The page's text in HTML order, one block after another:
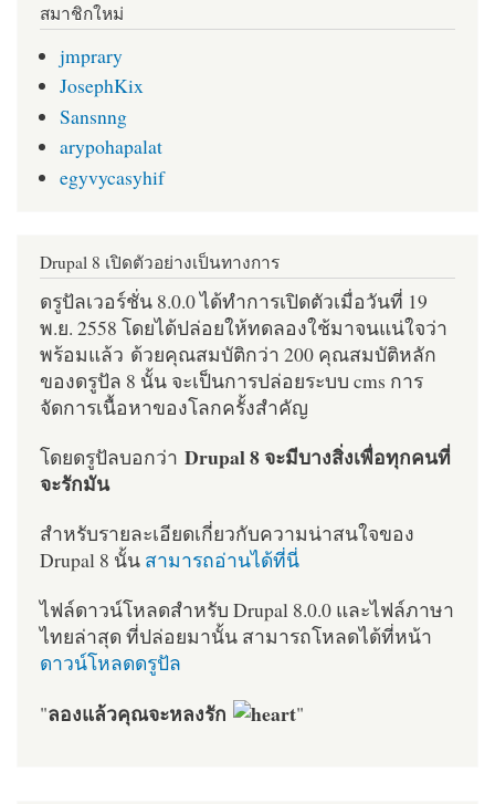
สมาชิกใหม่
jmprary
JosephKix
Sansnng
arypohapalat
egyvycasyhif
Drupal 8 เปิดตัวอย่างเป็นทางการ
ดรูปัลเวอร์ชั่น 8.0.0 ได้ทำการเปิดตัวเมื่อวันที่ 19
พ.ย. 2558 โดยได้ปล่อยให้ทดลองใช้มาจนแน่ใจว่า
พร้อมแล้ว ด้วยคุณสมบัติกว่า 200 คุณสมบัติหลัก
ของดรูปัล 8 นั้น จะเป็นการปล่อยระบบ cms การ
จัดการเนื้อหาของโลกครั้งสำคัญ
โดยดรูปัลบอกว่า Drupal 8 จะมีบางสิ่งเพื่อทุกคนที่
จะรักมัน
สำหรับรายละเอียดเกี่ยวกับความน่าสนใจของ
Drupal 8 นั้น สามารถอ่านได้ที่นี่
ไฟล์ดาวน์โหลดสำหรับ Drupal 8.0.0 และไฟล์ภาษา
ไทยล่าสุด ที่ปล่อยมานั้น สามารถโหลดได้ที่หน้า
ดาวน์โหลดดรูปัล
"ลองแล้วคุณจะหลงรัก "